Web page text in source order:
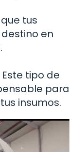
tus
en
tipo de
para
insumos.